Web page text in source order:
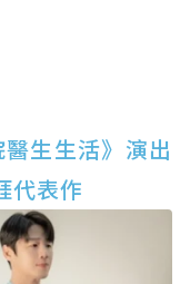
生生活》演出
代表作